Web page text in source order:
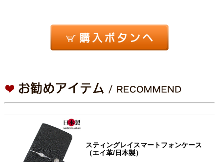
スティングレイスマートフォンケース
（エイ革/日本製）